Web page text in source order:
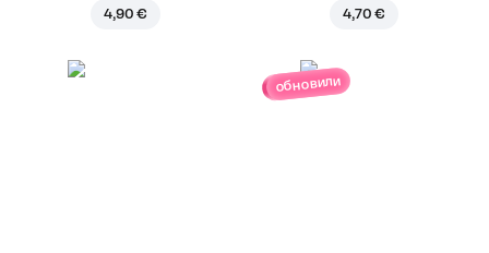
4,90 € 4,70 €
обновили